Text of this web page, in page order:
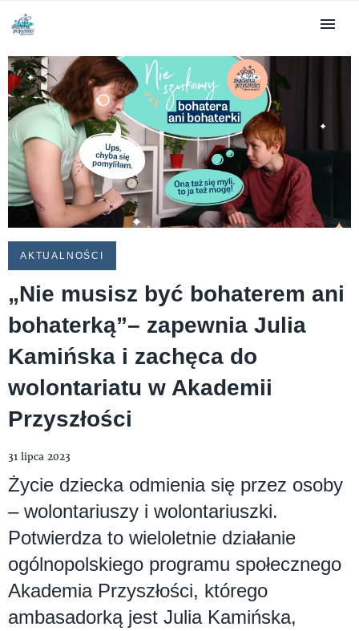
AKTUALNOŚCI
„Nie musisz być bohaterem ani
bohaterką”– zapewnia Julia
Kamińska i zachęca do
wolontariatu w Akademii
Przyszłości
31 lipca 2023
Życie dziecka odmienia się przez osoby
– wolontariuszy i wolontariuszki.
Potwierdza to wieloletnie działanie
ogólnopolskiego programu społecznego
Akademia Przyszłości, którego
ambasadorką jest Julia Kamińska,